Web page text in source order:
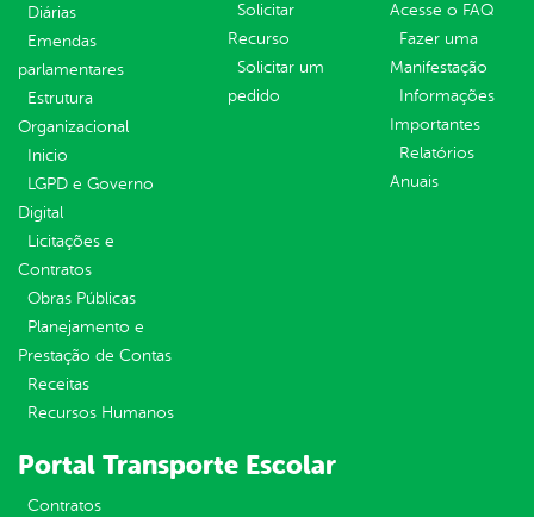
Diárias
Emendas
parlamentares
Estrutura
Organizacional
Inicio
LGPD e Governo
Digital
Licitações e
Contratos
Obras Públicas
Planejamento e
Prestação de Contas
Receitas
Recursos Humanos
Solicitar
Recurso
Solicitar um
pedido
Acesse o FAQ
Fazer uma
Manifestação
Informações
Importantes
Relatórios
Anuais
Portal Transporte Escolar
Contratos